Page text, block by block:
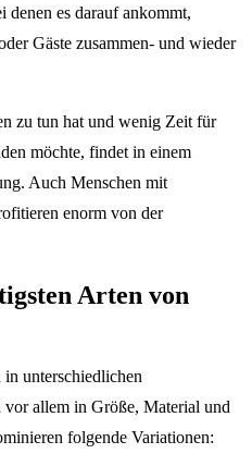
denen es darauf ankommt,
Gäste zusammen- und wieder
zu tun hat und wenig Zeit für
möchte, findet in einem
Auch Menschen mit
enorm von der
Arten von
unterschiedlichen
allem in Größe, Material und
folgende Variationen: